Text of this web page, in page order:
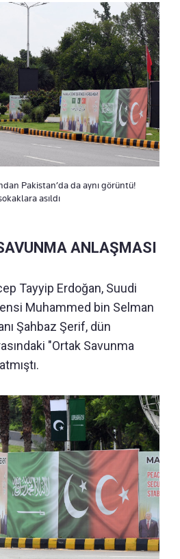
Pakistan’da da aynı görüntü!
asıldı
ANLAŞMASI
Tayyip Erdoğan, Suudi
Muhammed bin Selman
Şahbaz Şerif, dün
"Ortak Savunma